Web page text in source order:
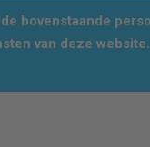
bovenstaande
van deze